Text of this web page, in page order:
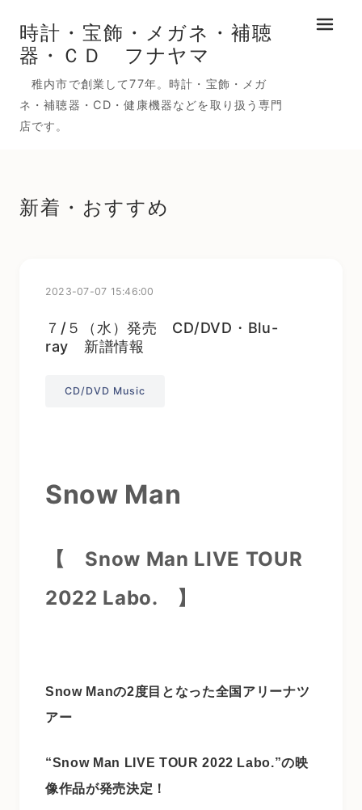
時計・宝飾・メガネ・補聴
器・ＣＤ フナヤマ
稚内市で創業して77年。時計・宝飾・メガ
ネ・補聴器・CD・健康機器などを取り扱う専門
店です。
メニュ
新着・おすすめ
2023-07-07 15:46:00
７/５（水）発売 CD/DVD・Blu-
ray 新譜情報
CD/DVD Music
Snow Man
【 Snow Man LIVE TOUR
2022 Labo.
】
Snow Manの2度目となった全国アリーナツ
アー
“Snow Man LIVE TOUR 2022 Labo.”の映
像作品が発売決定！